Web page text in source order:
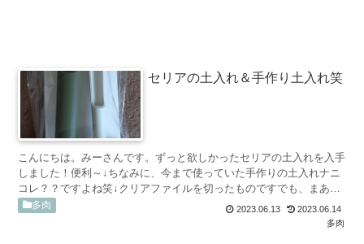
セリアの土入れ＆手作り土入れ笑
こんにちは。みーさんです。ずっと欲しかったセリアの土入れを入手
しました！便利～↓ちなみに、今まで使っていた手作りの土入れナニ
コレ？？ですよね笑↓クリアファイルを切ったものですでも、まあま
あ使えましたよ笑やわらかいので、調節ができるんです。あ...
2023.06.13
2023.06.14
多肉
多肉